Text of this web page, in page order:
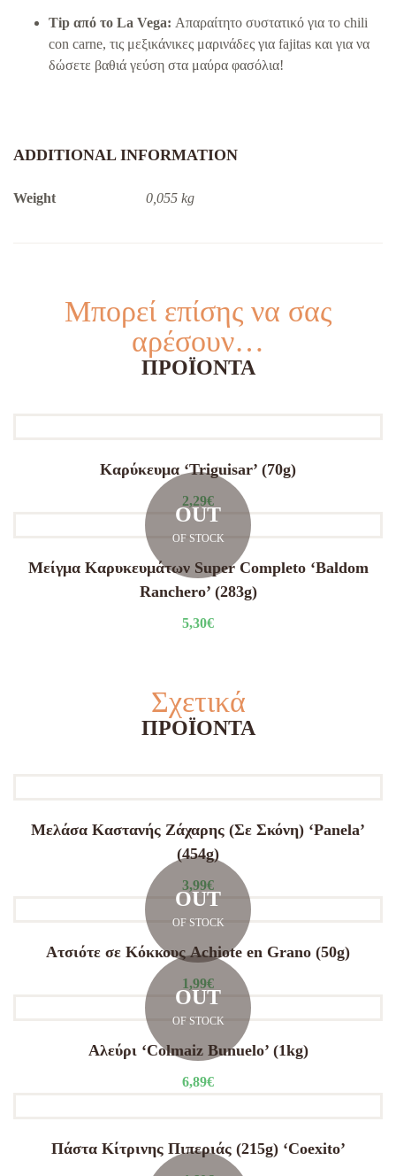
Tip από το La Vega: Απαραίτητο συστατικό για το chili
con carne, τις μεξικάνικες μαρινάδες για fajitas και για να
δώσετε βαθιά γεύση στα μαύρα φασόλια!
ADDITIONAL INFORMATION
Weight 0,055 kg
Μπορεί επίσης να σας
αρέσουν…
ΠΡΟΪΌΝΤΑ
Καρύκευμα ‘Triguisar’ (70g)
2,29€
OUT
OF STOCK
Μείγμα Καρυκευμάτων Super Completo ‘Baldom
Ranchero’ (283g)
5,30€
Σχετικά
ΠΡΟΪΌΝΤΑ
Μελάσα Καστανής Ζάχαρης (Σε Σκόνη) ‘Panela’
(454g)
3,99€
OUT
OF STOCK
Ατσιότε σε Κόκκους Achiote en Grano (50g)
1,99€
OUT
OF STOCK
Αλεύρι ‘Colmaiz Bunuelo’ (1kg)
6,89€
Πάστα Κίτρινης Πιπεριάς (215g) ‘Coexito’